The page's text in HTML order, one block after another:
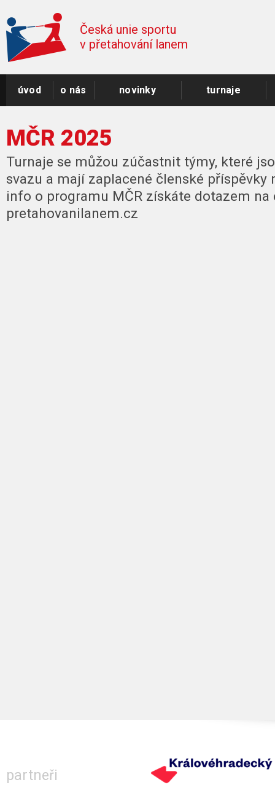
Česká unie sportu
v přetahování lanem
úvod o nás novinky turnaje
MČR 2025
Turnaje se můžou zúčastnit týmy, které
svazu a mají zaplacené členské příspěvky
info o programu MČR získáte dotazem na
pretahovanilanem.cz
partneři